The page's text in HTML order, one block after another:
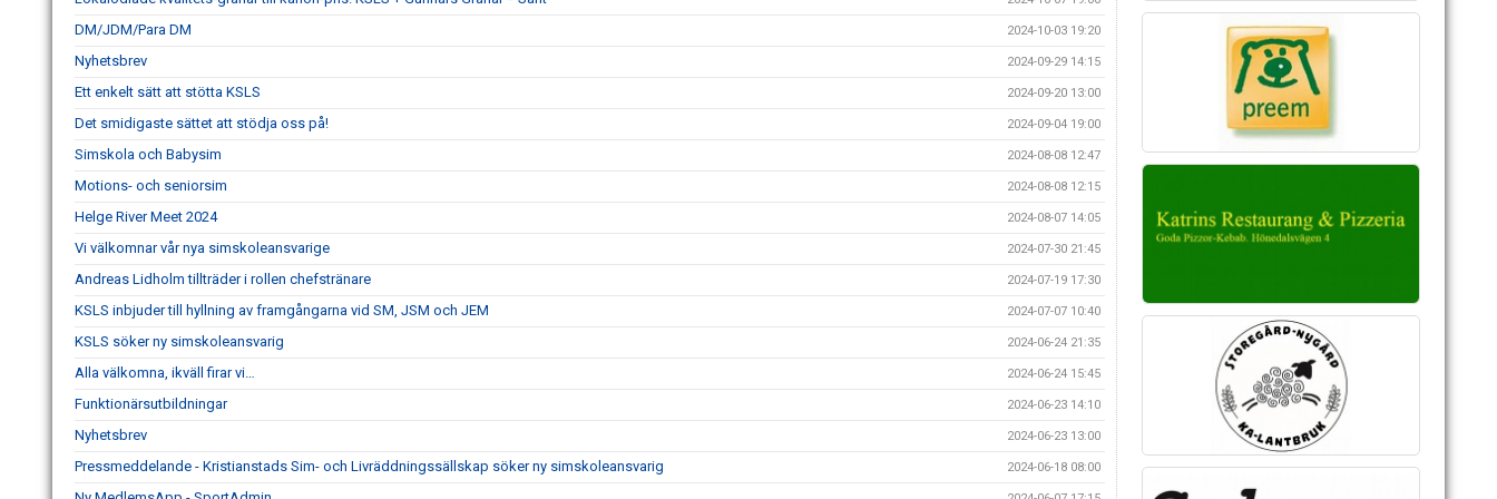
DM/JDM/Para DM 2024-10-03 19:20
Nyhetsbrev 2024-09-29 14:15
Ett enkelt sätt att stötta KSLS 2024-09-20 13:00
Det smidigaste sättet att stödja oss på! 2024-09-04 19:00
Simskola och Babysim 2024-08-08 12:47
Motions- och seniorsim 2024-08-08 12:15
Helge River Meet 2024 2024-08-07 14:05
Vi välkomnar vår nya simskoleansvarige 2024-07-30 21:45
Andreas Lidholm tillträder i rollen chefstränare 2024-07-19 17:30
KSLS inbjuder till hyllning av framgångarna vid SM, JSM och JEM 2024-07-07 10:40
KSLS söker ny simskoleansvarig 2024-06-24 21:35
Alla välkomna, ikväll firar vi… 2024-06-24 15:45
Funktionärsutbildningar 2024-06-23 14:10
Nyhetsbrev 2024-06-23 13:00
Pressmeddelande - Kristianstads Sim- och Livräddningssällskap söker ny simskoleansvarig 2024-06-18 08:00